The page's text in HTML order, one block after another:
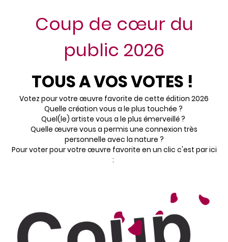
Coup de cœur du
public 2026
TOUS A VOS VOTES !
Votez pour votre œuvre favorite de cette édition 2026
Quelle création vous a le plus touchée ?
Quel(le) artiste vous a le plus émerveillé ?
Quelle œuvre vous a permis une connexion très
personnelle avec la nature ?
Pour voter pour votre œuvre favorite en un clic c'est par ici
: